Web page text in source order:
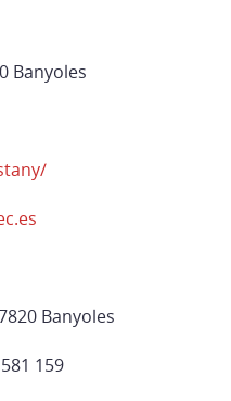
Banyoles
Banyoles
159